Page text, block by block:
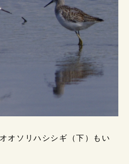
オソリハシシギ（下）もい